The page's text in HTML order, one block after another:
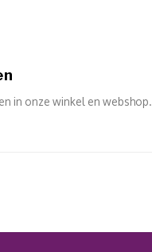
in onze winkel en webshop.